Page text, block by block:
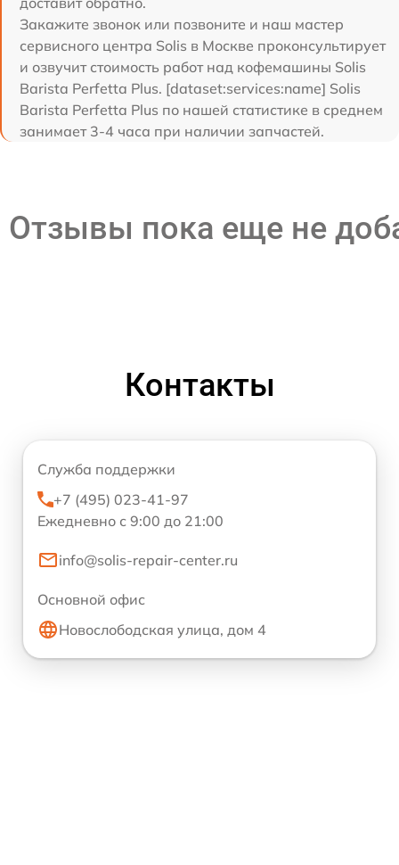
Закажите звонок или позвоните и наш мастер
сервисного центра Solis в Москве проконсультирует
и озвучит стоимость работ над кофемашины Solis
Barista Perfetta Plus. [dataset:services:name] Solis
Barista Perfetta Plus по нашей статистике в среднем
занимает 3-4 часа при наличии запчастей.
Отзывы пока еще не
Контакты
Служба поддержки
+7 (495) 023-41-97
Ежедневно с 9:00 до 21:00
info@solis-repair-center.ru
Основной офис
Новослободская улица, дом 4